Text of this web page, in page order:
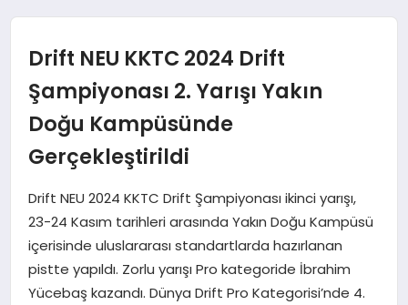
TEKNOLOJI
Drift NEU KKTC 2024 Drift
Şampiyonası 2. Yarışı Yakın
Doğu Kampüsünde
Gerçekleştirildi
Drift NEU 2024 KKTC Drift Şampiyonası ikinci yarışı,
23-24 Kasım tarihleri arasında Yakın Doğu Kampüsü
içerisinde uluslararası standartlarda hazırlanan
pistte yapıldı. Zorlu yarışı Pro kategoride İbrahim
Yücebaş kazandı. Dünya Drift Pro Kategorisi’nde 4.